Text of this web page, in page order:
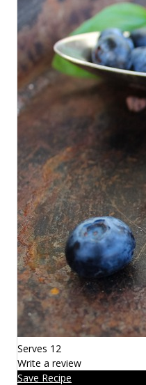
Serves 12
Write a review
Save Recipe